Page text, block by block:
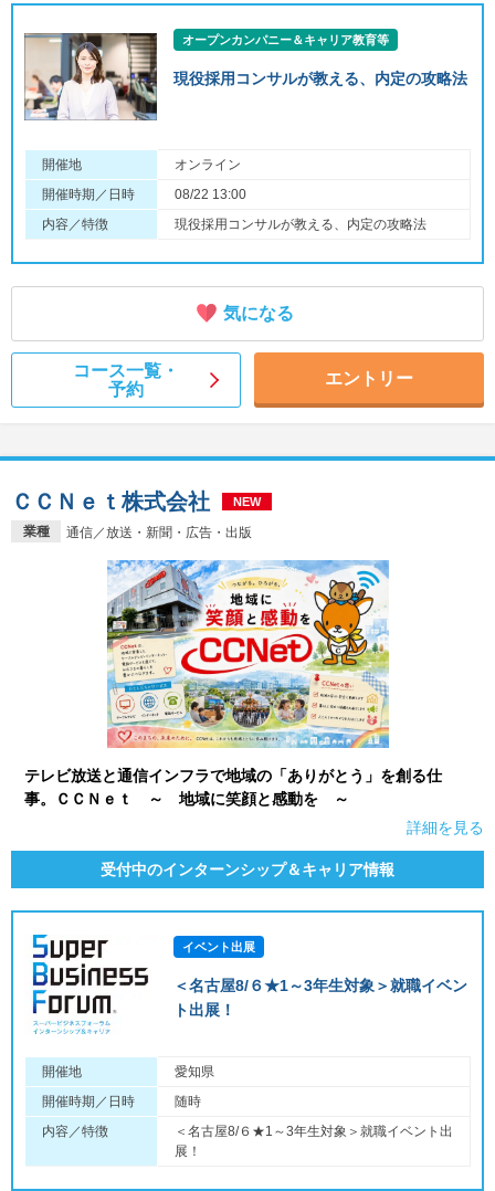
オープンカンパニー＆キャリア教育等
現役採用コンサルが教える、内定の攻略法
開催地
オンライン
開催時期／日時
08/22 13:00
内容／特徴
現役採用コンサルが教える、内定の攻略法
気になる
コース一覧・
予約
エントリー
業種 通信／放送・新聞・広告・出版
ＣＣＮｅｔ株式会社 NEW
テレビ放送と通信インフラで地域の「ありがとう」を創る仕
事。ＣＣＮｅｔ ～ 地域に笑顔と感動を ～
詳細を見る
受付中のインターンシップ＆キャリア情報
イベント出展
＜名古屋8/６★1～3年生対象＞就職イベン
ト出展！
開催地
愛知県
開催時期／日時
随時
内容／特徴
＜名古屋8/６★1～3年生対象＞就職イベント出
展！